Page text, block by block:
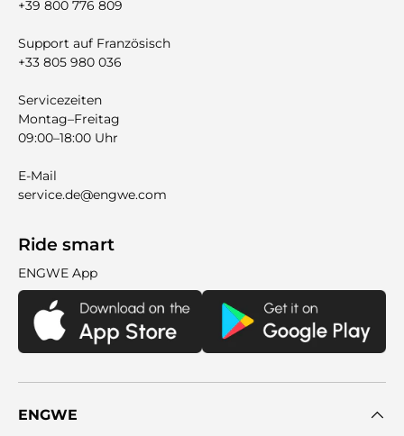
+39 800 776 809
Support auf Französisch
+33 805 980 036
Servicezeiten
Montag–Freitag
09:00–18:00 Uhr
E-Mail
service.de@engwe.com
Ride smart
ENGWE App
ENGWE